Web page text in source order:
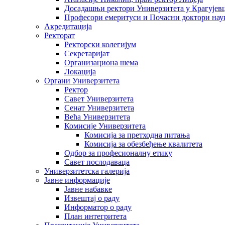
Досадашњи ректори Универзитета у
Професори емеритуси и Почасни доктори
Акредитација
Ректорат
Ректорски колегијум
Секретаријат
Организациона шема
Локација
Органи Универзитета
Ректор
Савет Универзитета
Сенат Универзитета
Већа Универзитета
Комисије Универзитета
Комисија за претходна питања
Комисија за обезбеђење квалитета
Одбор за професионалну етику
Савет послодаваца
Универзитетска галерија
Јавне информације
Јавне набавке
Извештај о раду
Информатор о раду
План интегритета